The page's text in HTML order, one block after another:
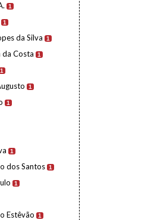
1
1
da Silva 1
da Costa 1
1
1
1
1
dos Santos 1
1
Estêvão 1